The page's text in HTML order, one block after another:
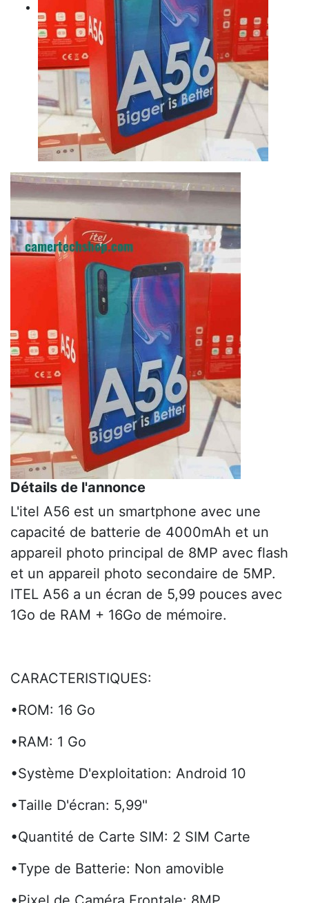
Détails de l'annonce
L'itel A56 est un smartphone avec une
capacité de batterie de 4000mAh et un
appareil photo principal de 8MP avec flash
et un appareil photo secondaire de 5MP.
ITEL A56 a un écran de 5,99 pouces avec
1Go de RAM + 16Go de mémoire.
CARACTERISTIQUES:
•ROM: 16 Go
•RAM: 1 Go
•Système D'exploitation: Android 10
•Taille D'écran: 5,99"
•Quantité de Carte SIM: 2 SIM Carte
•Type de Batterie: Non amovible